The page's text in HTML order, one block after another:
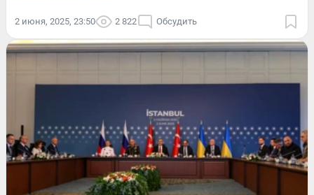
2 июня, 2025, 23:50 2 822 Обсудить